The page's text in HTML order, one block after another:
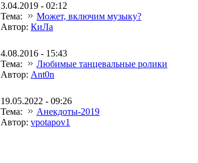
3.04.2019 - 02:12
Тема:
Может, включим музыку?
Автор: КиЛа
4.08.2016 - 15:43
Тема:
Любимые танцевальные ролики
Автор: Ant0n
19.05.2022 - 09:26
Тема:
Анекдоты-2019
Автор: vpotapov1